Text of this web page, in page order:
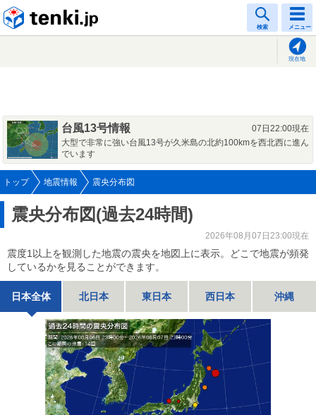
検索 メニュー
現在地
台風13号情報
07日22:00現在
大型で非常に強い台風13号が久米島の北約100kmを西北西に進ん
でいます
トップ 地震情報 震央分布図
震央分布図(過去24時間)
2026年08月07日23:00現在
震度1以上を観測した地震の震央を地図上に表示。どこで地震が頻発
しているかを見ることができます。
日本全体 北日本 東日本 西日本 沖縄